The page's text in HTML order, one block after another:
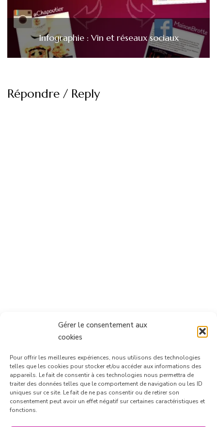
Gérer le consentement aux
cookies
Pour offrir les meilleures expériences, nous utilisons des technologies
telles que les cookies pour stocker et/ou accéder aux informations des
appareils. Le fait de consentir à ces technologies nous permettra de
traiter des données telles que le comportement de navigation ou les ID
uniques sur ce site. Le fait de ne pas consentir ou de retirer son
consentement peut avoir un effet négatif sur certaines caractéristiques et
fonctions.
Infographie : Vin et réseaux sociaux
Répondre / Reply